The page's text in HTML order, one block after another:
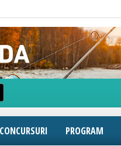
CONCURSURI PROGRAM